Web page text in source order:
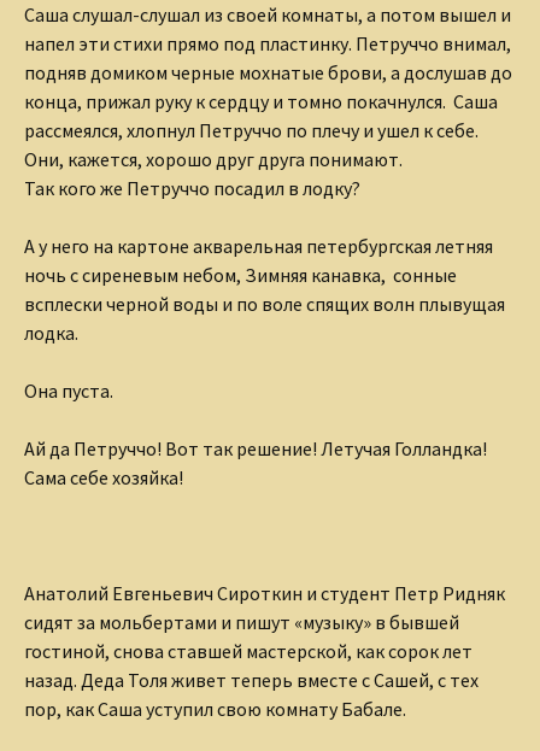
Саша слушал-слушал из своей комнаты, а потом вышел и
напел эти стихи прямо под пластинку. Петруччо внимал,
подняв домиком черные мохнатые брови, а дослушав до
конца, прижал руку к сердцу и томно покачнулся. Саша
рассмеялся, хлопнул Петруччо по плечу и ушел к себе.
Они, кажется, хорошо друг друга понимают.
Так кого же Петруччо посадил в лодку?
А у него на картоне акварельная петербургская летняя
ночь с сиреневым небом, Зимняя канавка, сонные
всплески черной воды и по воле спящих волн плывущая
лодка.
Она пуста.
Ай да Петруччо! Вот так решение! Летучая Голландка!
Сама себе хозяйка!
Анатолий Евгеньевич Сироткин и студент Петр Ридняк
сидят за мольбертами и пишут «музыку» в бывшей
гостиной, снова ставшей мастерской, как сорок лет
назад. Деда Толя живет теперь вместе с Сашей, с тех
пор, как Саша уступил свою комнату Бабале.